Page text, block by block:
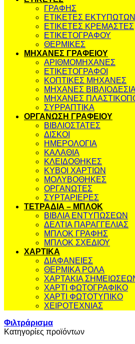
ΓΡΑΦΗΣ
ΕΤΙΚΕΤΕΣ
ΕΤΙΚΕΤΕΣ ΚΡΕΜΑΣΤΕΣ
ΕΤΙΚΕΤΟΓΡΑΦΟΥ
ΘΕΡΜΙΚΕΣ
ΜΗΧΑΝΕΣ ΓΡΑΦΕΙΟΥ
ΑΡΙΘΜΟΜΗΧΑΝΕΣ
ΕΤΙΚΕΤΟΓΡΑΦΟΙ
ΚΟΠΤΙΚΕΣ ΜΗΧΑΝΕΣ
ΜΗΧΑΝΕΣ
ΜΗΧΑΝΕΣ
ΣΥΡΡΑΠΤΙΚΑ
ΟΡΓΑΝΩΣΗ ΓΡΑΦΕΙΟΥ
ΒΙΒΛΙΟΣΤΑΤΕΣ
ΔΙΣΚΟΙ
ΗΜΕΡΟΛΟΓΙΑ
ΚΑΛΑΘΙΑ
ΚΛΕΙΔΟΘΗΚΕΣ
ΚΥΒΟΙ ΧΑΡΤΙΩΝ
ΜΟΛΥΒΟΘΗΚΕΣ
ΟΡΓΑΝΩΤΕΣ
ΣΥΡΤΑΡΙΕΡΕΣ
ΤΕΤΡΑΔΙΑ – ΜΠΛΟΚ
ΒΙΒΛΙΑ ΕΝΤΥΠΩΣΕΩΝ
ΔΕΛΤΙΑ ΠΑΡΑΓΓΕΛΙΑΣ
ΜΠΛΟΚ ΓΡΑΦΗΣ
ΜΠΛΟΚ ΣΧΕΔΙΟΥ
ΧΑΡΤΙΚΑ
ΔΙΑΦΑΝΕΙΕΣ
ΘΕΡΜΙΚΑ ΡΟΛΑ
ΧΑΡΤΑΚΙΑ
ΧΑΡΤΙ ΦΩΤΟΓΡΑΦΙΚΟ
ΧΑΡΤΙ ΦΩΤΟΤΥΠΙΚΟ
ΧΕΙΡΟΤΕΧΝΙΑΣ
Φιλτράρισμα
Κατηγορίες προϊόντων